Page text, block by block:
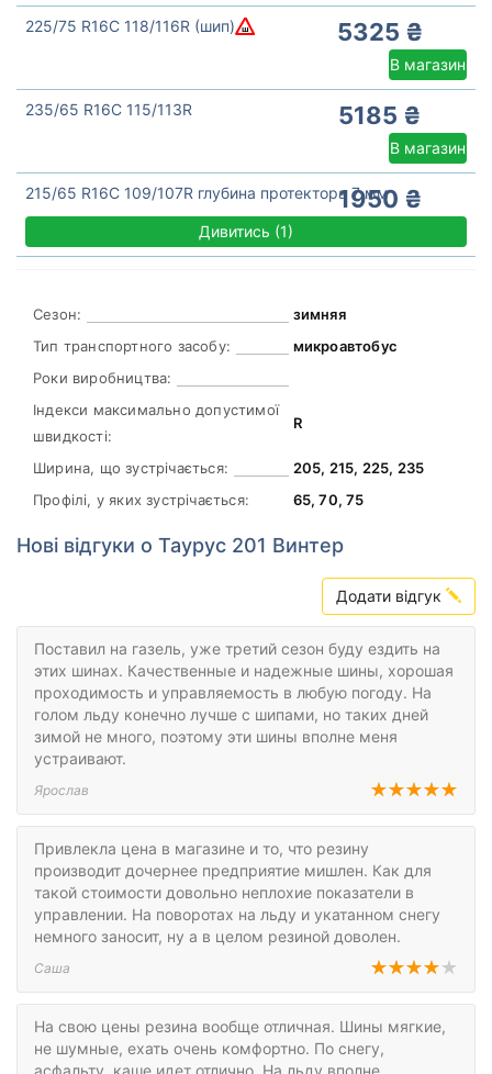
225/75 R16C 118/116R (шип) 5325 ₴
В магазин
235/65 R16C 115/113R 5185 ₴
В магазин
215/65 R16C 109/107R глубина протектора 7 мм
1950 ₴
Дивитись (1)
Сезон:
зимняя
Тип транспортного засобу:
микроавтобус
Роки виробництва:
Індекси максимально допустимої
швидкості:
R
Ширина, що зустрічається:
205, 215, 225, 235
Профілі, у яких зустрічається:
65, 70, 75
Нові відгуки о Таурус 201 Винтер
Додати відгук
Поставил на газель, уже третий сезон буду ездить на
этих шинах. Качественные и надежные шины, хорошая
проходимость и управляемость в любую погоду. На
голом льду конечно лучше с шипами, но таких дней
зимой не много, поэтому эти шины вполне меня
устраивают.
Ярослав
Привлекла цена в магазине и то, что резину
производит дочернее предприятие мишлен. Как для
такой стоимости довольно неплохие показатели в
управлении. На поворотах на льду и укатанном снегу
немного заносит, ну а в целом резиной доволен.
Саша
На свою цены резина вообще отличная. Шины мягкие,
не шумные, ехать очень комфортно. По снегу,
асфальту, каше идет отлично. На льду вполне